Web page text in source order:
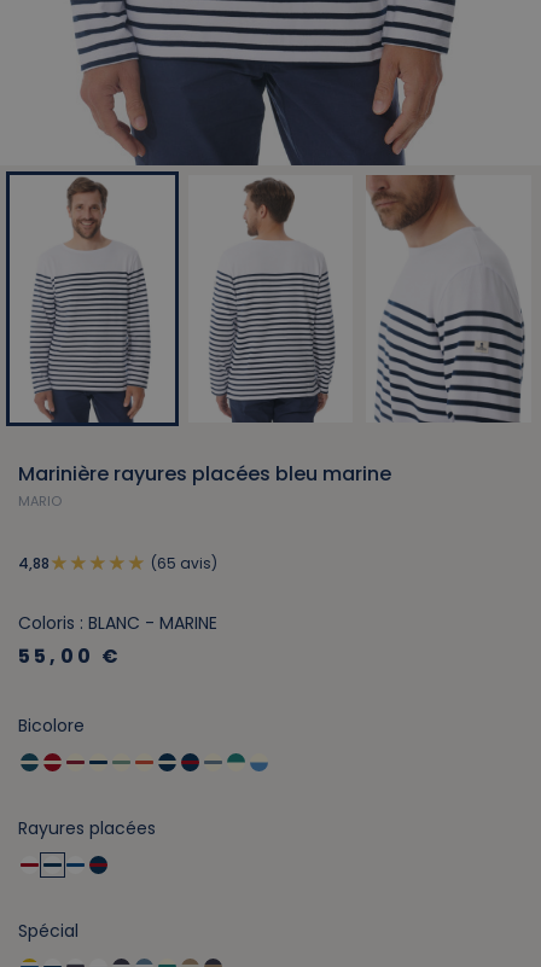
Marinière rayures placées bleu marine
MARIO
4,88 (65 avis)
Coloris : BLANC - MARINE
55,00 €
Bicolore
Rayures placées
Spécial